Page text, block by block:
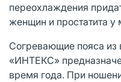
переохлаждения
женщин и простатита у
Согревающие пояса
«ИНТЕКС»
время года. При